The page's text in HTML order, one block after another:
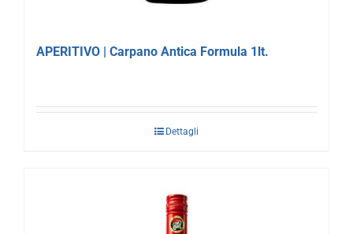
APERITIVO | Carpano Antica Formula 1lt.
Dettagli